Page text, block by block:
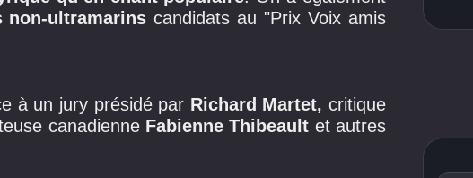
non-ultramarins candidats au "Prix Voix amis
à un jury présidé par Richard Martet, critique
canadienne Fabienne Thibeault et autres